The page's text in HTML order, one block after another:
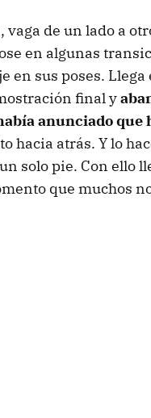
vaga de un lado a
en algunas
en sus poses. Llega
final y
anunciado que
hacia atrás. Y lo
solo pie. Con ello
que muchos